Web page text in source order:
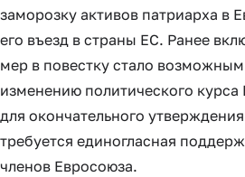
заморозку активов патриарха в
его въезд в страны ЕС. Ранее
мер в повестку стало
изменению политического курса
для окончательного
требуется единогласная
членов Евросоюза.